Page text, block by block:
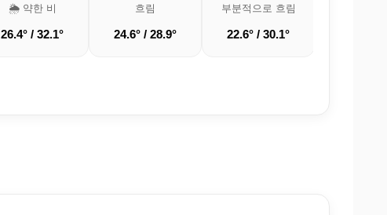
🌦️ 약한 비
26.4° / 32.1°
흐림
24.6° / 28.9°
부분적으로 흐림
22.6° / 30.1°